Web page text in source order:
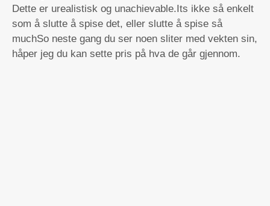
Dette er urealistisk og unachievable.Its ikke så enkelt
som å slutte å spise det, eller slutte å spise så
muchSo neste gang du ser noen sliter med vekten sin,
håper jeg du kan sette pris på hva de går gjennom.